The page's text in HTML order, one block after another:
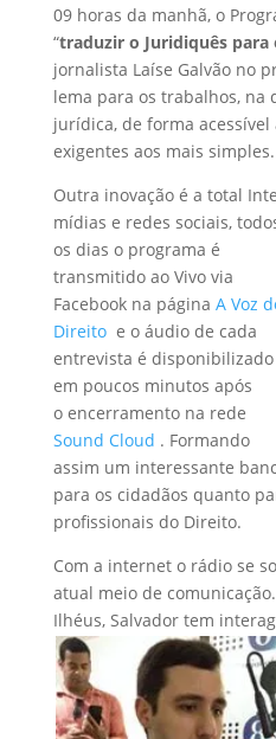
09 horas da manhã, o
“traduzir o Juridiquês para
jornalista Laíse Galvão no
lema para os trabalhos, na
jurídica, de forma acessível
exigentes aos mais simples.
Outra inovação é a total
mídias e redes sociais,
os dias o programa é
transmitido ao Vivo via
Facebook na página A Voz
Direito e o áudio de cada
entrevista é disponibilizado
em poucos minutos após
o encerramento na rede
Sound Cloud . Formando
assim um interessante
para os cidadãos quanto
profissionais do Direito.
Com a internet o rádio se
atual meio de
Ilhéus, Salvador tem